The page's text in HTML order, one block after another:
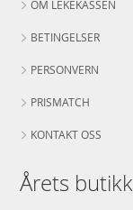
OM LEKEKASSEN
BETINGELSER
PERSONVERN
PRISMATCH
KONTAKT OSS
Årets